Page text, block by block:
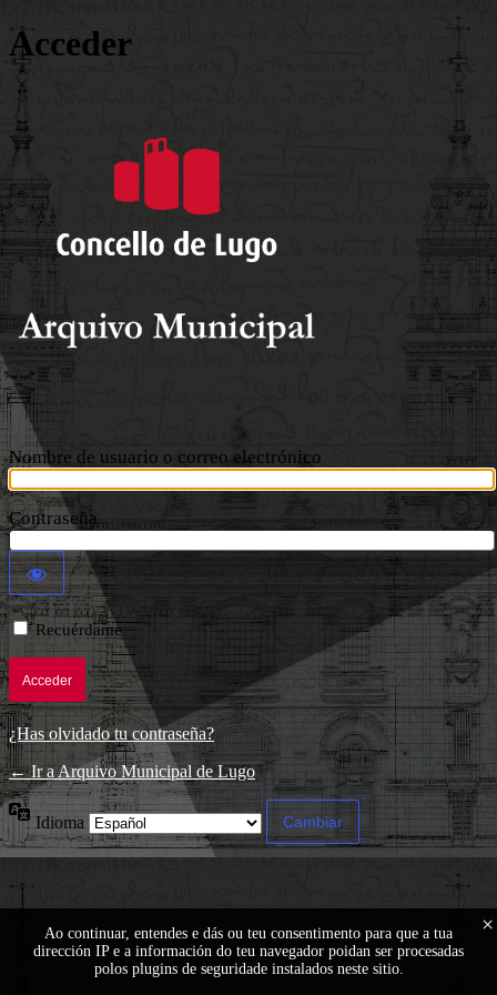
Acceder
Nombre de usuario o correo electrónico
Contraseña
Recuérdame
¿Has olvidado tu contraseña?
← Ir a Arquivo Municipal de Lugo
Idioma
Ao continuar, entendes e dás ou teu consentimento para que a tua
dirección IP e a información do teu navegador poidan ser procesadas
polos plugins de seguridade instalados neste sitio.
×